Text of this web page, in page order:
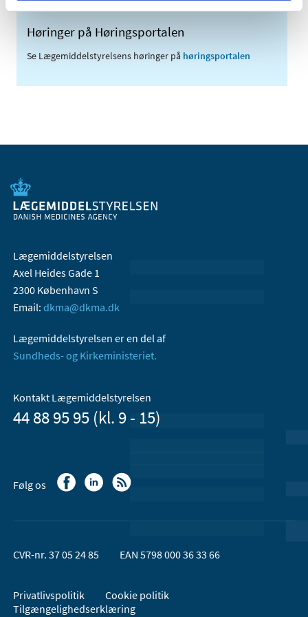
Høringer på Høringsportalen
Se Lægemiddelstyrelsens høringer på høringsportalen
Lægemiddelstyrelsen
Axel Heides Gade 1
2300 København S
Email: dkma@dkma.dk
Lægemiddelstyrelsen er en del af
Sundheds- og Kirkeministeriet.
Kontakt Lægemiddelstyrelsen
44 88 95 95 (kl. 9 - 15)
Følg os
CVR-nr. 37 05 24 85 EAN 5798 000 36 33 66
Privatlivspolitik
Cookie politik
Tilgængelighedserklæring